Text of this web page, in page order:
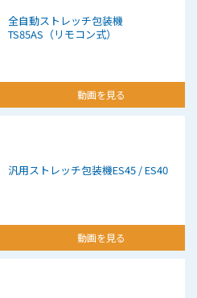
全自動ストレッチ包装機
TS85AS（リモコン式）
動画を見る
汎用ストレッチ包装機ES45 / ES40
動画を見る